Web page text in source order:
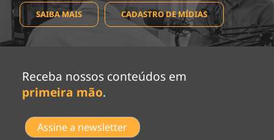
SAIBA MAIS CADASTRO DE MÍDIAS
Receba nossos conteúdos em
primeira mão.
Assine a newsletter